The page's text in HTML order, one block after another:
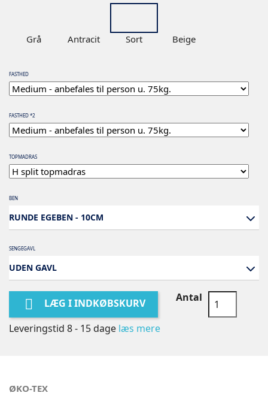
Grå Antracit Sort Beige
FASTHED
FASTHED *2
TOPMADRAS
BEN
RUNDE EGEBEN - 10CM
SENGEGAVL
UDEN GAVL
 LÆG I INDKØBSKURV Antal
Leveringstid 8 - 15 dage læs mere
ØKO-TEX